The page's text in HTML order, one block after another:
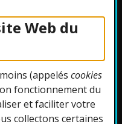
Web du
(appeléscookies
fonctionnement du
et faciliter votre
collectons certaines